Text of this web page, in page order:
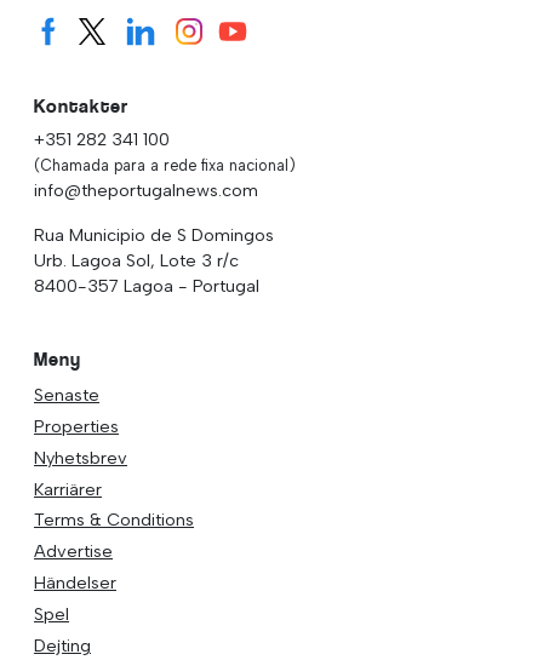
Kontakter
+351 282 341 100
(Chamada para a rede fixa nacional)
info@theportugalnews.com
Rua Municipio de S Domingos
Urb. Lagoa Sol, Lote 3 r/c
8400-357 Lagoa - Portugal
Meny
Senaste
Properties
Nyhetsbrev
Karriärer
Terms & Conditions
Advertise
Händelser
Spel
Dejting